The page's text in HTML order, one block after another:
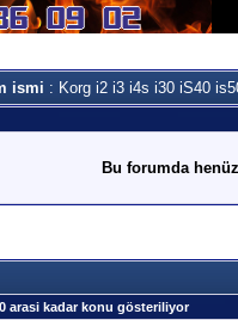
ismi : Korg i2 i3 i4s i30 iS40
Bu forumda
arasi kadar konu gösteriliyor